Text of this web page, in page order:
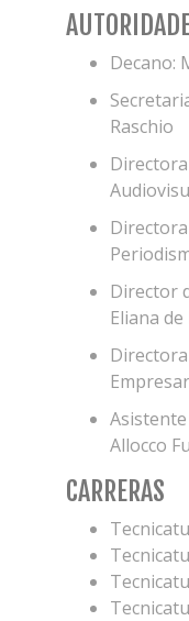
Decano:
Raschio
Director
Eliana de
Allocco
CARRERAS